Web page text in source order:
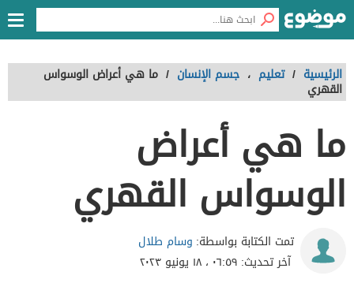
الرئيسية / تعليم ، جسم الإنسان / ما هي أعراض الوسواس
القهري
ما هي أعراض
الوسواس القهري
تمت الكتابة بواسطة: وسام طلال
آخر تحديث: ٠٦:٥٩ ، ١٨ يونيو ٢٠٢٣